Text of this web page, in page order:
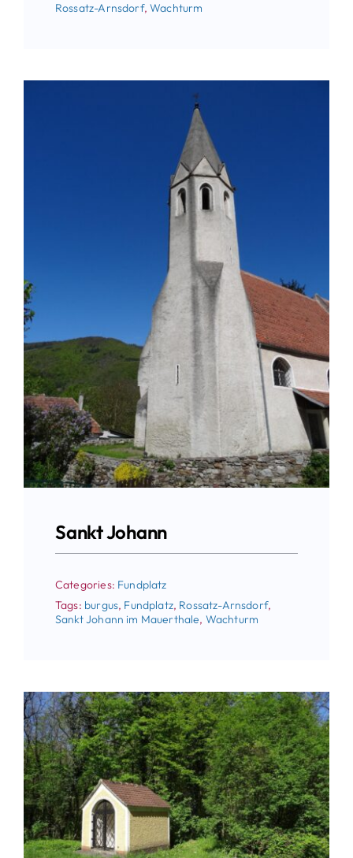
Rossatz-Arnsdorf,Wachturm
Sankt Johann
Categories: Fundplatz
Tags: burgus, Fundplatz, Rossatz-Arnsdorf,
Sankt Johann im Mauerthale, Wachturm